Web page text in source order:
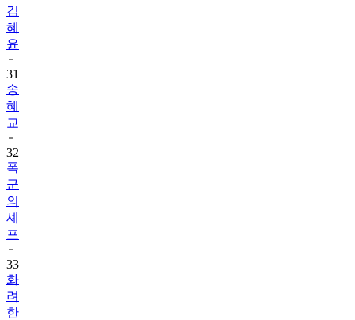
김
혜
윤
31
송
혜
교
32
폭
군
의
셰
프
33
화
려
한